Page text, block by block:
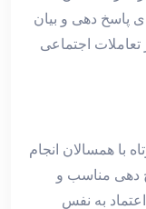
پاسخ ‌دهی و بیان
اجتماعی
با همسالان انجام
دهی مناسب و
به‌ نفس